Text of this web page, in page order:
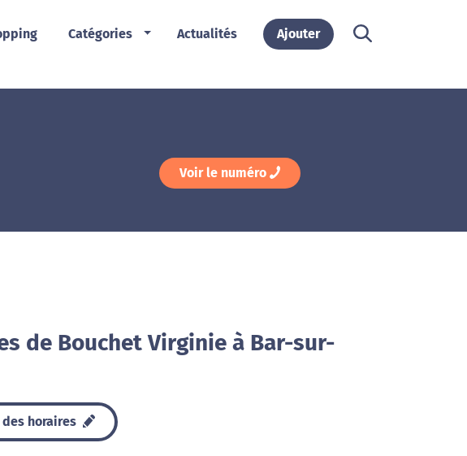
Catégories Actualités Ajouter
Voir le numéro
de Bouchet Virginie à Bar-sur-
horaires